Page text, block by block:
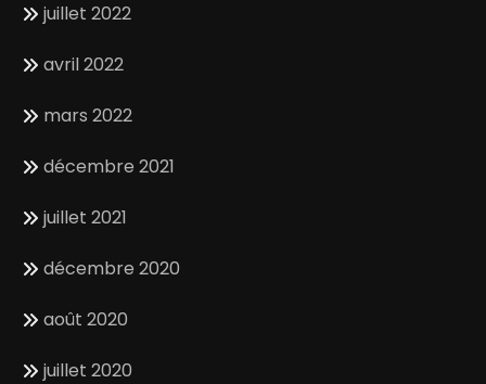
juillet 2022
avril 2022
mars 2022
décembre 2021
juillet 2021
décembre 2020
août 2020
juillet 2020